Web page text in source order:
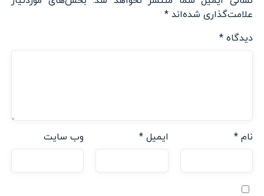
علامت‌گذاری شده‌اند *
دیدگاه *
نام * ایمیل* وب‌ سایت